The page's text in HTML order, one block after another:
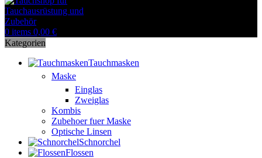
0 items 0,00 €
Kategorien
Tauchmasken
Maske
Einglas
Zweiglas
Kombis
Zubehoer fuer Maske
Optische Linsen
Schnorchel
Flossen